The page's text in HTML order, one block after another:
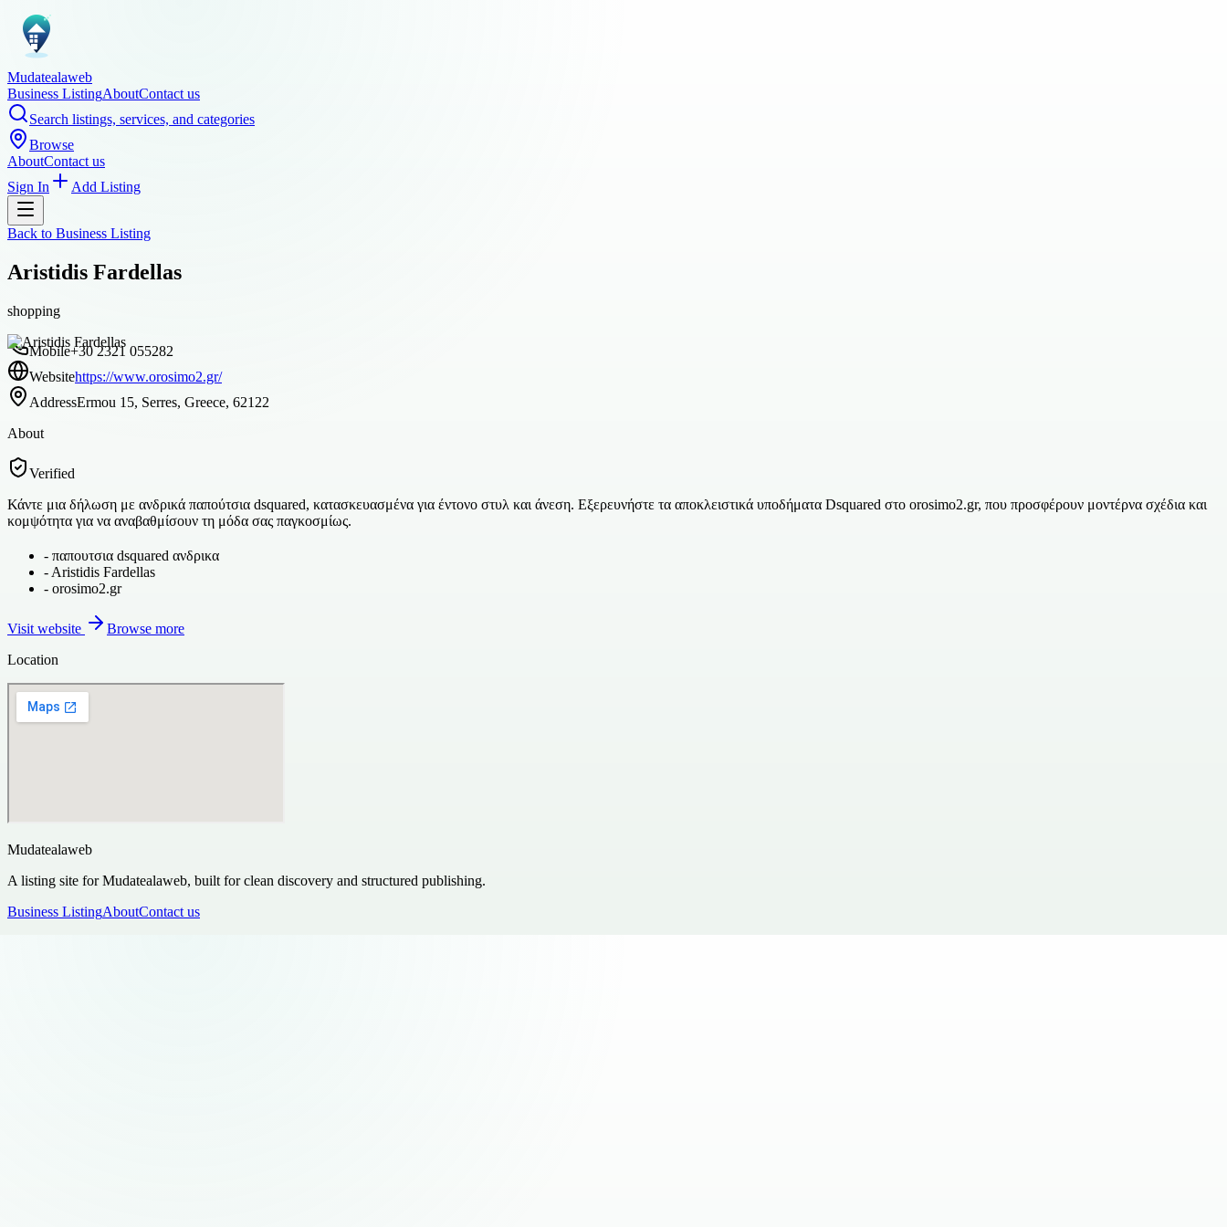
Mudatealaweb
Business ListingAboutContact us
Search listings, services, and categories
Browse
AboutContact us
Sign In
Add Listing
Back to Business Listing
Aristidis Fardellas
shopping
Mobile+30 2321 055282
Websitehttps://www.orosimo2.gr/
AddressErmou 15, Serres, Greece, 62122
About
Verified
Κάντε μια δήλωση με ανδρικά παπούτσια dsquared, κατασκευασμένα για έντονο στυλ και άνεση. Εξερευνήστε τα αποκλειστικά υποδήματα Dsquared στο orosimo2.gr, που προσφέρουν μοντέρνα σχέδια και
κομψότητα για να αναβαθμίσουν τη μόδα σας παγκοσμίως.
- παπουτσια dsquared ανδρικα
- Aristidis Fardellas
- orosimo2.gr
Visit website
Browse more
Location
Mudatealaweb
A listing site for Mudatealaweb, built for clean discovery and structured publishing.
Business ListingAboutContact us